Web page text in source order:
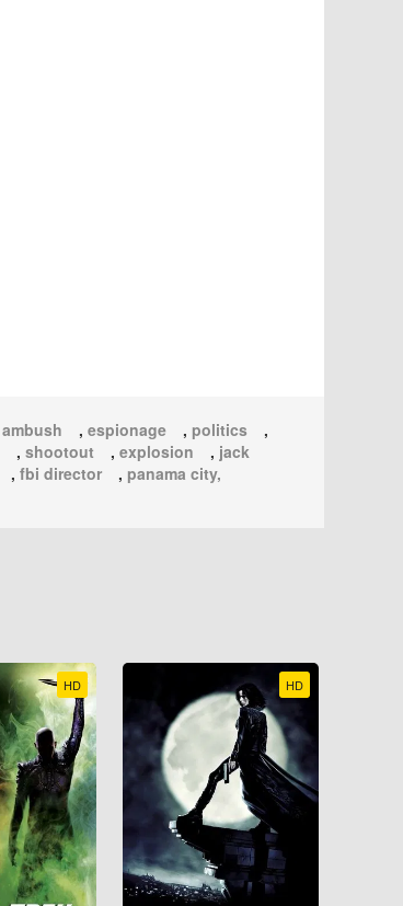
ambush , espionage , politics
,
, shootout , explosion , jack
, fbi director , panama city,
HD HD